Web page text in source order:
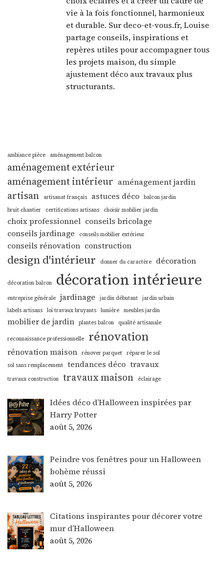
vie à la fois fonctionnel, harmonieux
et durable. Sur deco-et-vous.fr, Louise
partage conseils, inspirations et
repères utiles pour accompagner tous
les projets maison, du simple
ajustement déco aux travaux plus
structurants.
ambiance pièce aménagement balcon
aménagement extérieur
aménagement intérieur aménagement jardin
artisan artisanat français astuces déco balcon jardin
bruit chantier
certifications artisans choisir mobilier jardin
choix professionnel conseils bricolage
conseils jardinage
conseils mobilier extérieur
conseils rénovation construction
design d'intérieur donner du caractère décoration
décoration balcon décoration intérieure
entreprise générale jardinage jardin débutant jardin urbain
labels artisans loi travaux bruyants lumière meubles jardin
mobilier de jardin plantes balcon qualité artisanale
reconnaissance professionnelle rénovation
rénovation maison rénover parquet réparer le sol
sol sans remplacement tendances déco travaux
travaux construction travaux maison éclairage
Idées déco d’Halloween inspirées par
Harry Potter
août 5, 2026
Peindre vos fenêtres pour un Halloween
bohème réussi
août 5, 2026
Citations inspirantes pour décorer votre
mur d’Halloween
août 5, 2026